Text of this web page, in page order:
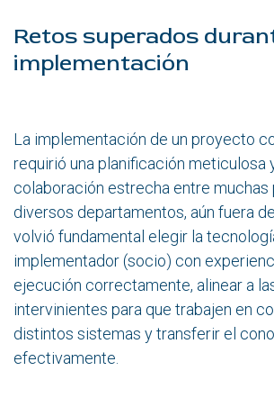
Retos superados
implementación
La implementación de un proyecto
requirió una planificación meticulosa
colaboración estrecha entre muchas
diversos departamentos, aún fuera
volvió fundamental elegir la
implementador (socio) con
ejecución correctamente, alinear a
intervinientes para que trabajen en
distintos sistemas y transferir el
efectivamente.